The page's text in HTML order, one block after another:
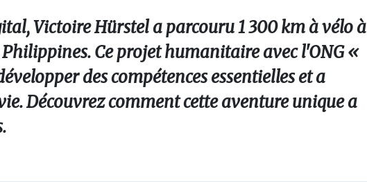
Victoire Hürstel a parcouru 1 300 km à vélo à
Ce projet humanitaire avec l'ONG «
des compétences essentielles et a
Découvrez comment cette aventure unique a